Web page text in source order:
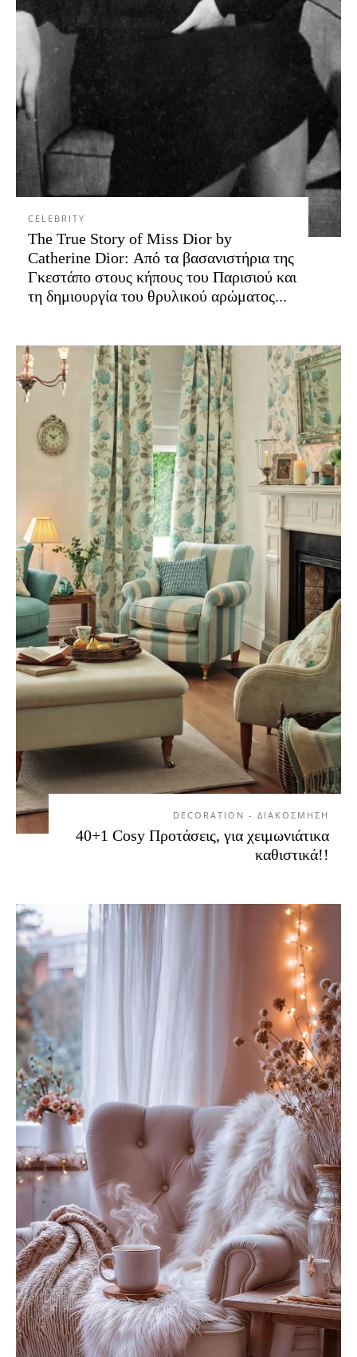
CELEBRITY
The True Story of Miss Dior by
Catherine Dior: Από τα βασανιστήρια της
Γκεστάπο στους κήπους του Παρισιού και
τη δημιουργία του θρυλικού αρώματος...
DECORATION - ΔΙΑΚΟΣΜΗΣΗ
40+1 Cosy Προτάσεις, για χειμωνιάτικα
καθιστικά!!